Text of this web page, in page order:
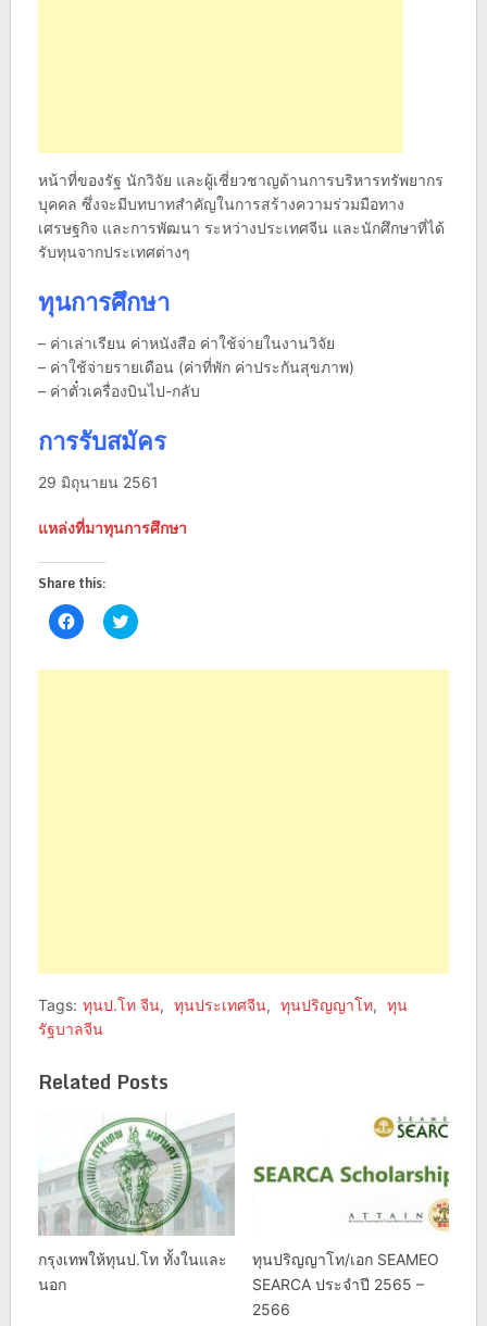
หน้าที่ของรัฐ นักวิจัย และผู้เชี่ยวชาญด้านการบริหารทรัพยากร
บุคคล ซึ่งจะมีบทบาทสำคัญในการสร้างความร่วมมือทาง
เศรษฐกิจ และการพัฒนา ระหว่างประเทศจีน และนักศึกษาที่ได้
รับทุนจากประเทศต่างๆ
ทุนการศึกษา
– ค่าเล่าเรียน ค่าหนังสือ ค่าใช้จ่ายในงานวิจัย
– ค่าใช้จ่ายรายเดือน (ค่าที่พัก ค่าประกันสุขภาพ)
– ค่าตั๋วเครื่องบินไป-กลับ
การรับสมัคร
29 มิถุนายน 2561
แหล่งที่มาทุนการศึกษา
Share this:
Click
to
Facebook
Click
to
Twitter
Tags: ทุนป.โท จีน, ทุนประเทศจีน, ทุนปริญญาโท, ทุน
รัฐบาลจีน
Related Posts
กรุงเทพให้ทุนป.โท ทั้งในและ
นอก
ทุนปริญญาโท/เอก SEAMEO
SEARCA ประจำปี 2565 –
2566